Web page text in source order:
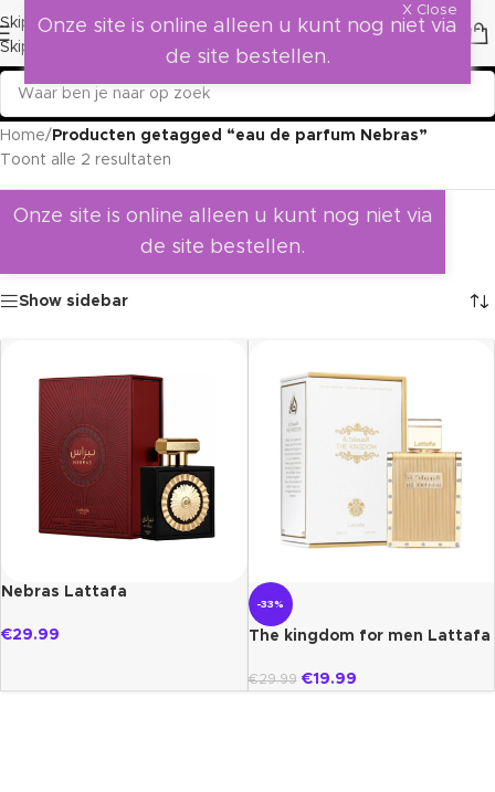
Skip to navigation
Skip to main content
Home/ Producten getagged “eau de parfum Nebras”
Toont alle 2 resultaten
Onze site is online alleen u kunt nog niet via
de site bestellen.
Show sidebar
Nebras Lattafa
€29.99
-33%
The kingdom for men Lattafa
€29.99 €19.99
X Close
Onze site is online alleen u kunt nog niet via
de site bestellen.